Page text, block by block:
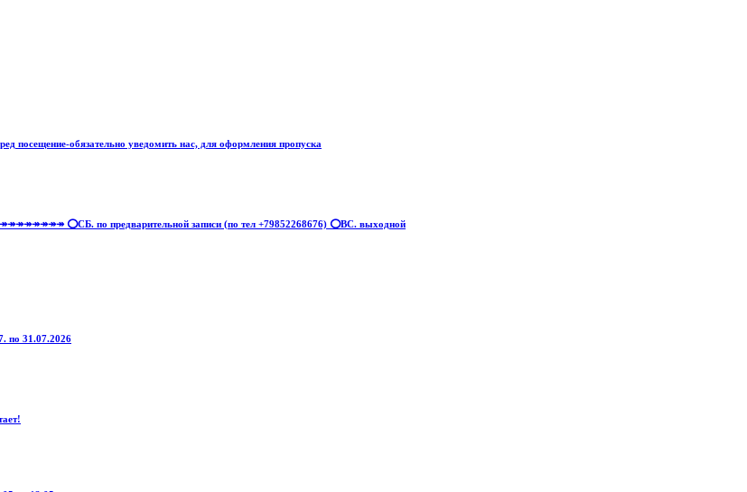
обязательно уведомить нас, для оформления пропуска
⭕СБ. по предварительной записи (по тел +79852268676) ⭕ВС. выходной
по 31.07.2026